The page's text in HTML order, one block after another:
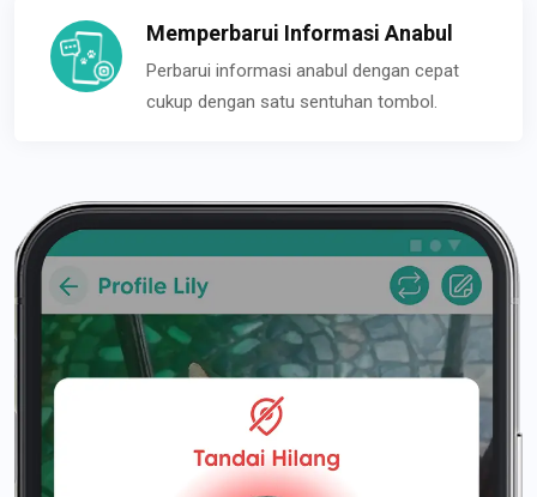
Memperbarui Informasi Anabul
Perbarui informasi anabul dengan cepat
cukup dengan satu sentuhan tombol.